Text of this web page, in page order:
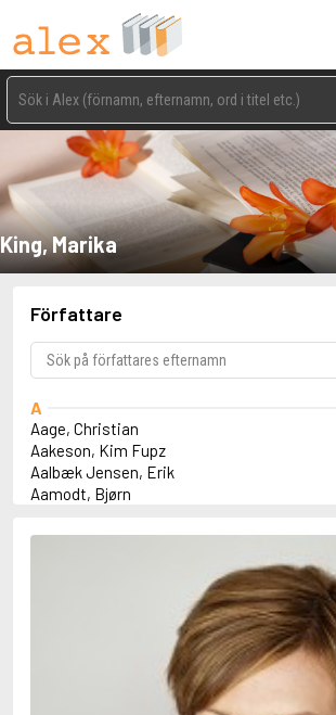
King, Marika
Författare
A
Aage, Christian
Aakeson, Kim Fupz
Aalbæk Jensen, Erik
Aamodt, Bjørn
Abbey, Kieran
Abdel-Fattah, Randa